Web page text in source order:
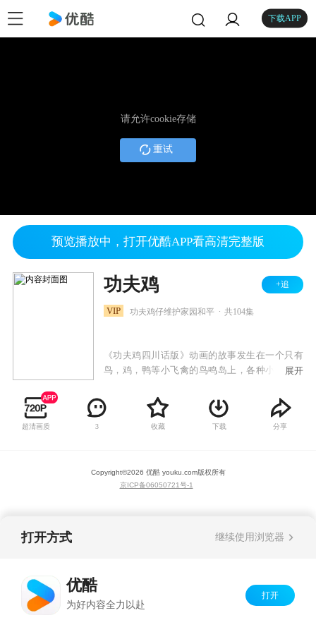
下载APP
请允许cookie存储
重试
预览播放中，打开优酷APP看高清完整版
功夫鸡 +追
VIP 功夫鸡仔维护家园和平 共104集
《功夫鸡四川话版》动画的故事发生在一个只有
鸟，鸡，鸭等小飞禽的鸟鸣岛上，各种小飞禽有
文化的元素，又有西方科幻的特色，传承了中国
传统美学和文化内涵，借鉴并融入了西方科幻元
素，呈现出独特的艺术风格。岛上的坏人们都想
安全。
展开
超清画质 3 收藏 下载 分享
Copyright©2026 优酷 youku.com版权所有
京ICP备06050721号-1
打开方式 继续使用浏览器
优酷
为好内容全力以赴
打开